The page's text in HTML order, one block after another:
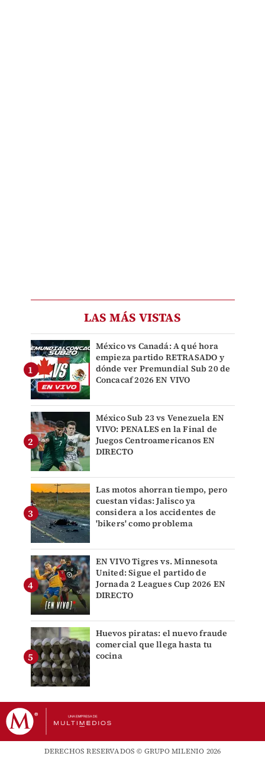
LAS MÁS VISTAS
México vs Canadá: A qué hora
empieza partido RETRASADO y
dónde ver Premundial Sub 20 de
Concacaf 2026 EN VIVO
México Sub 23 vs Venezuela EN
VIVO: PENALES en la Final de
Juegos Centroamericanos EN
DIRECTO
Las motos ahorran tiempo, pero
cuestan vidas: Jalisco ya
considera a los accidentes de
'bikers' como problema
EN VIVO Tigres vs. Minnesota
United: Sigue el partido de
Jornada 2 Leagues Cup 2026 EN
DIRECTO
Huevos piratas: el nuevo fraude
comercial que llega hasta tu
cocina
DERECHOS RESERVADOS © GRUPO MILENIO 2026